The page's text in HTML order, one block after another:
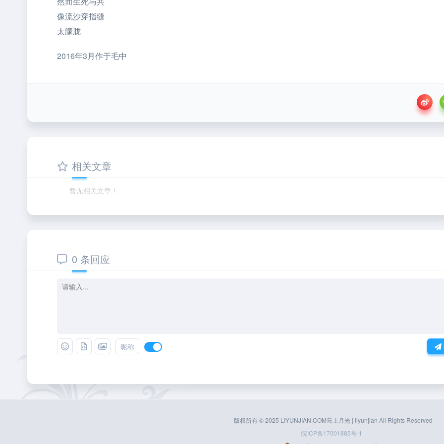
像流沙穿指缝
太朦胧
2016年3月作于毛中
相关文章
暂无相关文章！
0 条回应
昵称
版权所有 © 2025 LIYUNJIAN.COM云上月光 | liyunjian All Rights Reserved
皖ICP备17001885号-1